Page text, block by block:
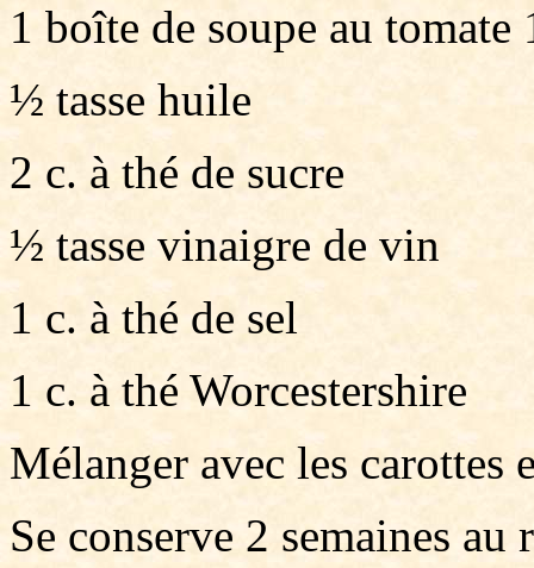
1 boîte de soupe au tomate
½ tasse huile
2 c. à thé de sucre
½ tasse vinaigre de vin
1 c. à thé de sel
1 c. à thé Worcestershire
Mélanger avec les carottes
Se conserve 2 semaines au